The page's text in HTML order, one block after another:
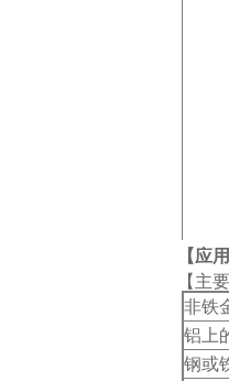
【应
【主
非铁
铝上
钢或